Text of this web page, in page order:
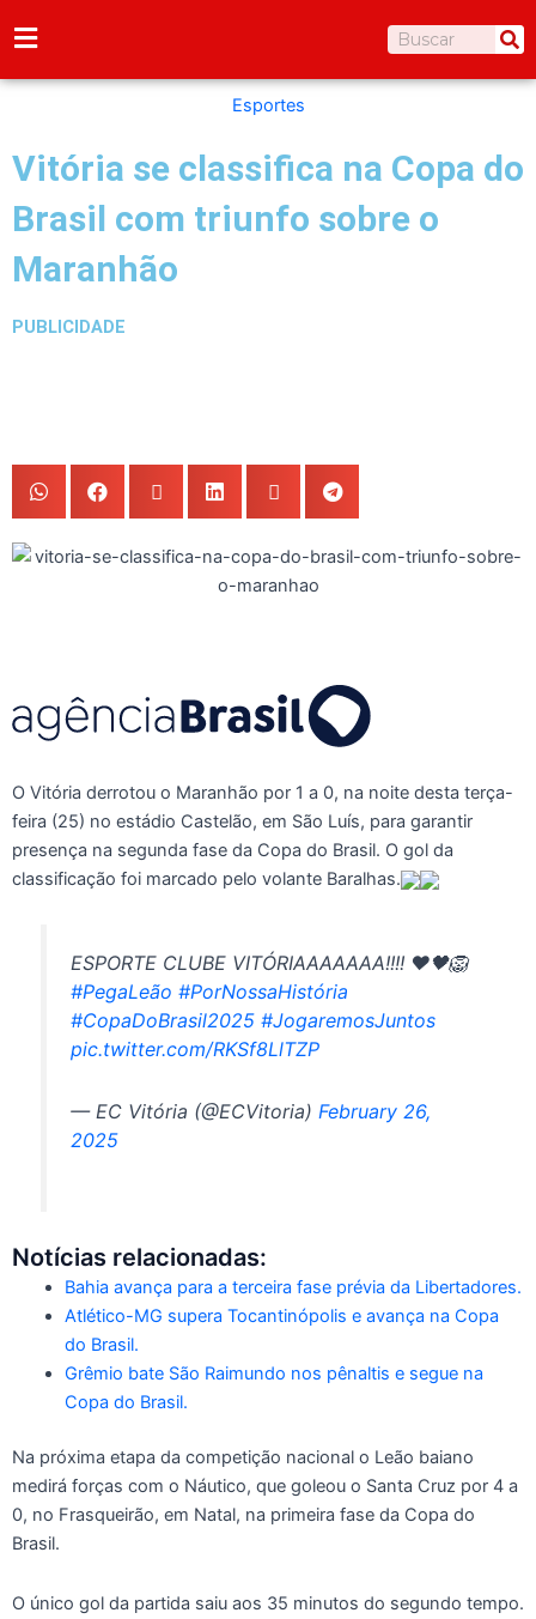
para
Pesquisar
Esportes
Vitória se classifica na Copa do
Brasil com triunfo sobre o
Maranhão
PUBLICIDADE
O Vitória derrotou o Maranhão por 1 a 0, na noite desta terça-
feira (25) no estádio Castelão, em São Luís, para garantir
presença na segunda fase da Copa do Brasil. O gol da
classificação foi marcado pelo volante Baralhas.
ESPORTE CLUBE VITÓRIAAAAAAA!!!! ❤️🖤🦁
#PegaLeão #PorNossaHistória
#CopaDoBrasil2025 #JogaremosJuntos
pic.twitter.com/RKSf8LlTZP
— EC Vitória (@ECVitoria) February 26,
2025
Notícias relacionadas:
Bahia avança para a terceira fase prévia da Libertadores.
Atlético-MG supera Tocantinópolis e avança na Copa
do Brasil.
Grêmio bate São Raimundo nos pênaltis e segue na
Copa do Brasil.
Na próxima etapa da competição nacional o Leão baiano
medirá forças com o Náutico, que goleou o Santa Cruz por 4 a
0, no Frasqueirão, em Natal, na primeira fase da Copa do
Brasil.
O único gol da partida saiu aos 35 minutos do segundo tempo.